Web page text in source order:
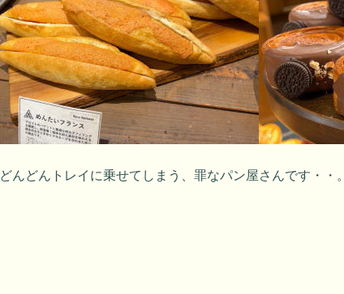
どんどんトレイに乗せてしまう、罪なパン屋さんです・・。